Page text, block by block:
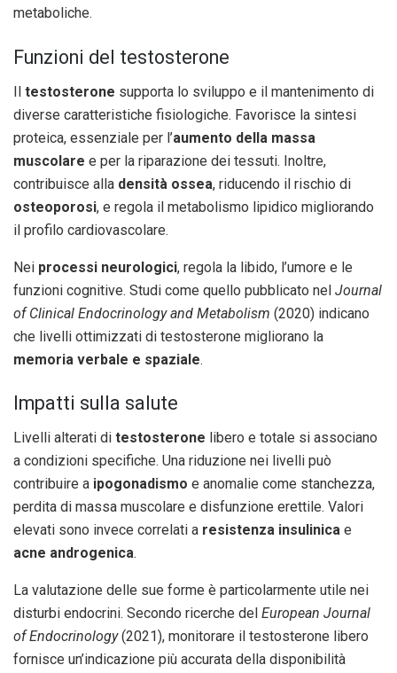
metaboliche.
Funzioni del testosterone
Il testosterone supporta lo sviluppo e il mantenimento di
diverse caratteristiche fisiologiche. Favorisce la sintesi
proteica, essenziale per l’aumento della massa
muscolare e per la riparazione dei tessuti. Inoltre,
contribuisce alla densità ossea, riducendo il rischio di
osteoporosi, e regola il metabolismo lipidico migliorando
il profilo cardiovascolare.
Nei processi neurologici, regola la libido, l’umore e le
funzioni cognitive. Studi come quello pubblicato nel Journal
of Clinical Endocrinology and Metabolism (2020) indicano
che livelli ottimizzati di testosterone migliorano la
memoria verbale e spaziale.
Impatti sulla salute
Livelli alterati di testosterone libero e totale si associano
a condizioni specifiche. Una riduzione nei livelli può
contribuire a ipogonadismo e anomalie come stanchezza,
perdita di massa muscolare e disfunzione erettile. Valori
elevati sono invece correlati a resistenza insulinica e
acne androgenica.
La valutazione delle sue forme è particolarmente utile nei
disturbi endocrini. Secondo ricerche del European Journal
of Endocrinology(2021), monitorare il testosterone libero
fornisce un’indicazione più accurata della disponibilità